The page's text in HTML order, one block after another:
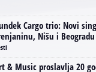
Cargo trio: Novi
Nišu i Beogradu
& Music proslavlja 20